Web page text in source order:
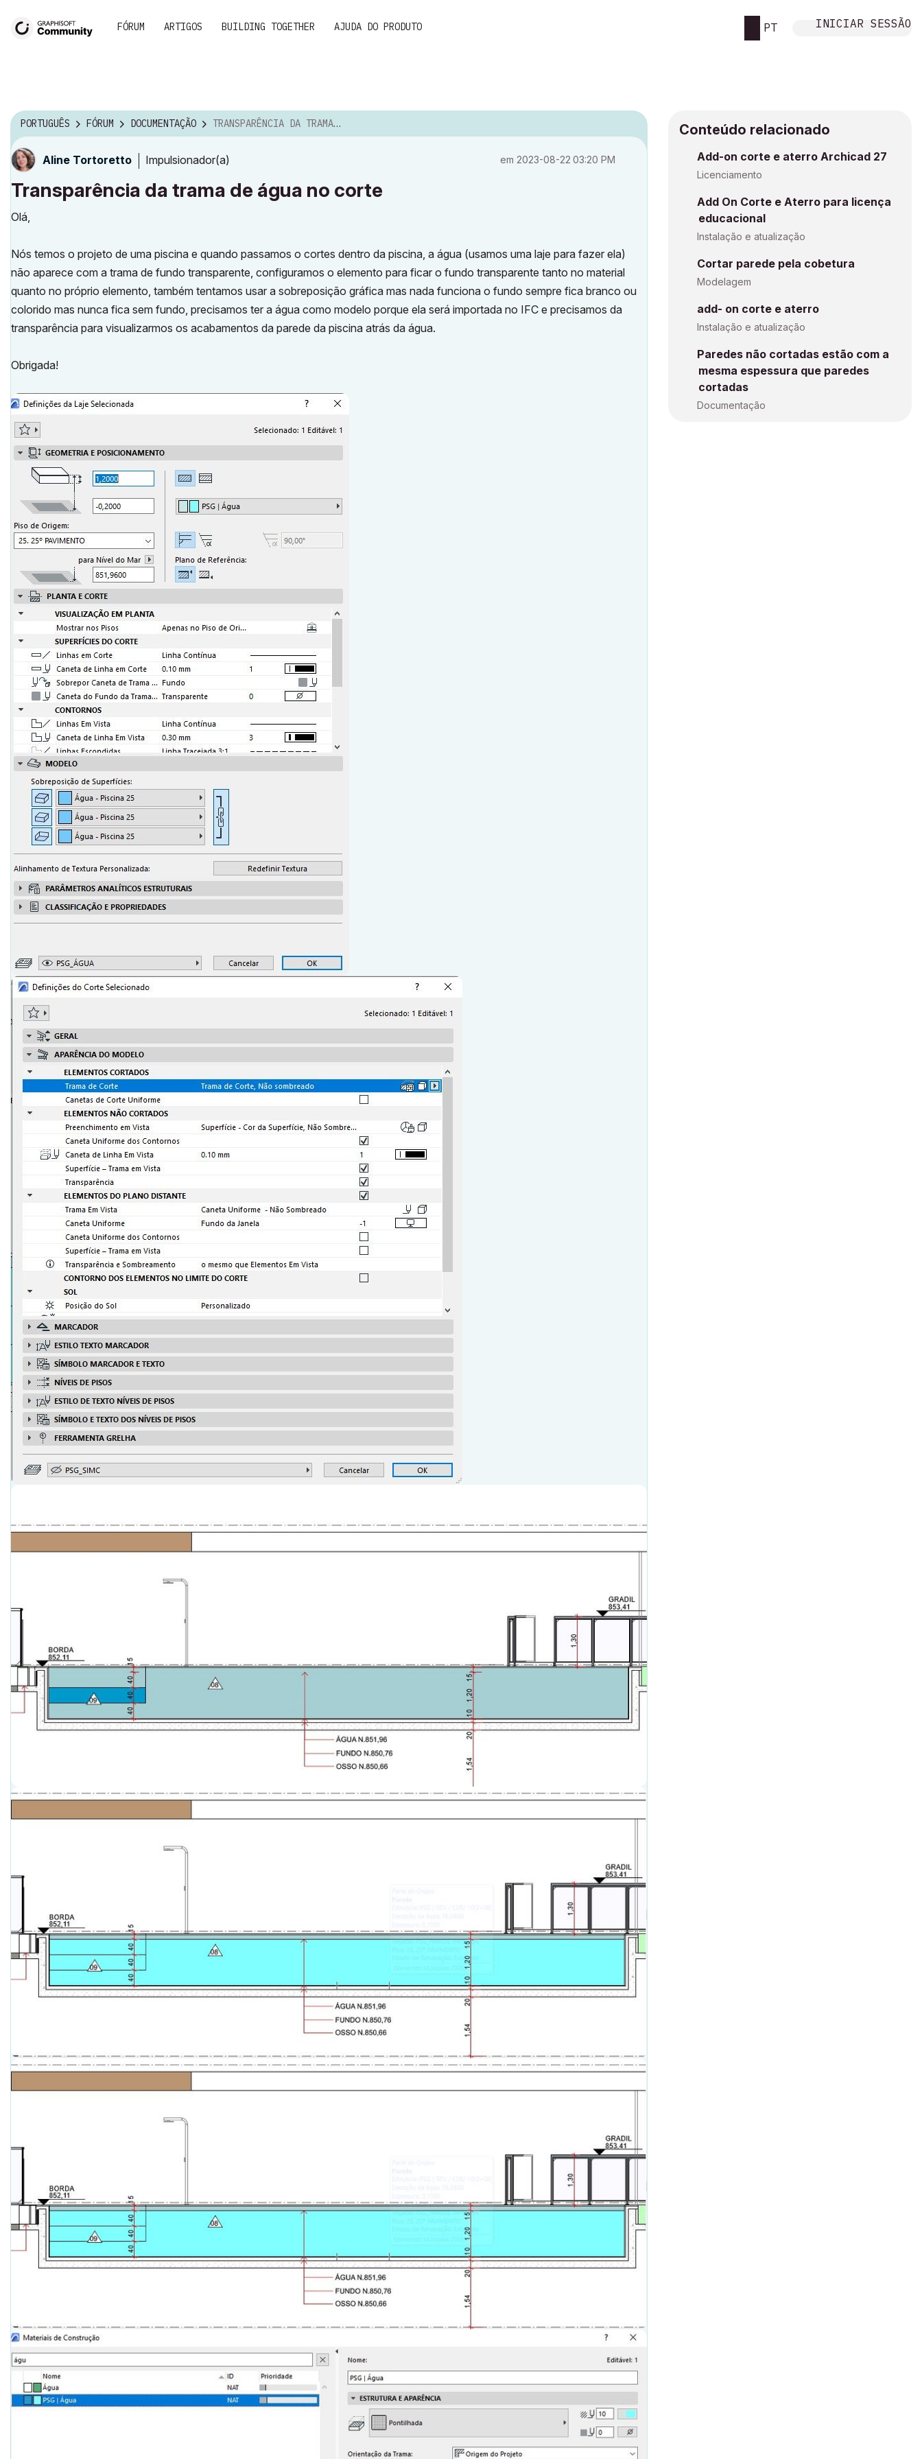
FÓRUM ARTIGOS BUILDING TOGETHER AJUDA DO PRODUTO PT INICIAR SESSÃO
PORTUGUÊS FÓRUM DOCUMENTAÇÃO TRANSPARÊNCIA DA TRAMA DE ÁGUA NO CORTE
Aline Tortoretto Impulsionador(a) em ‎2023-08-22 03:20 PM
Transparência da trama de água no corte
Olá,
Nós temos o projeto de uma piscina e quando passamos o cortes dentro da piscina, a água (usamos uma laje para fazer ela)
não aparece com a trama de fundo transparente, configuramos o elemento para ficar o fundo transparente tanto no material
quanto no próprio elemento, também tentamos usar a sobreposição gráfica mas nada funciona o fundo sempre fica branco ou
colorido mas nunca fica sem fundo, precisamos ter a água como modelo porque ela será importada no IFC e precisamos da
transparência para visualizarmos os acabamentos da parede da piscina atrás da água.
Obrigada!
Conteúdo relacionado
Add-on corte e aterro Archicad 27
Licenciamento
Add On Corte e Aterro para licença
educacional
Instalação e atualização
Cortar parede pela cobetura
Modelagem
add- on corte e aterro
Instalação e atualização
Paredes não cortadas estão com a
mesma espessura que paredes
cortadas
Documentação